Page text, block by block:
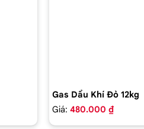
Gas Dầu Khí Đỏ 12kg
Giá: 480.000 ₫